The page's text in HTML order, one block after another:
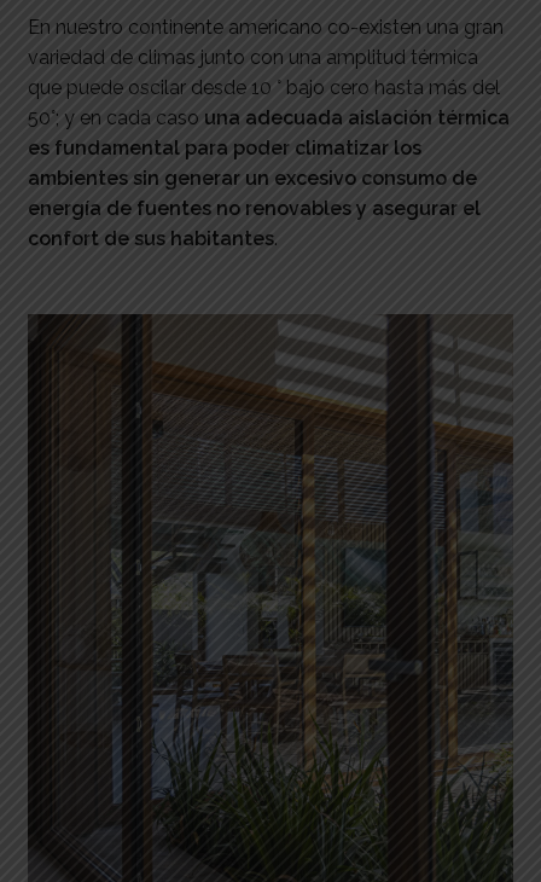
En nuestro continente americano co-existen una gran
variedad de climas junto con una amplitud térmica
que puede oscilar desde 10 ° bajo cero hasta más del
50°; y en cada caso una adecuada aislación térmica
es fundamental para poder climatizar los
ambientes sin generar un excesivo consumo de
energía de fuentes no renovables y asegurar el
confort de sus habitantes.